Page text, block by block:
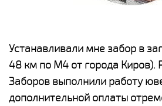
Устанавливали мне забор в
48 км по М4 от города Киров).
Заборов выполнили работу
дополнительной оплаты